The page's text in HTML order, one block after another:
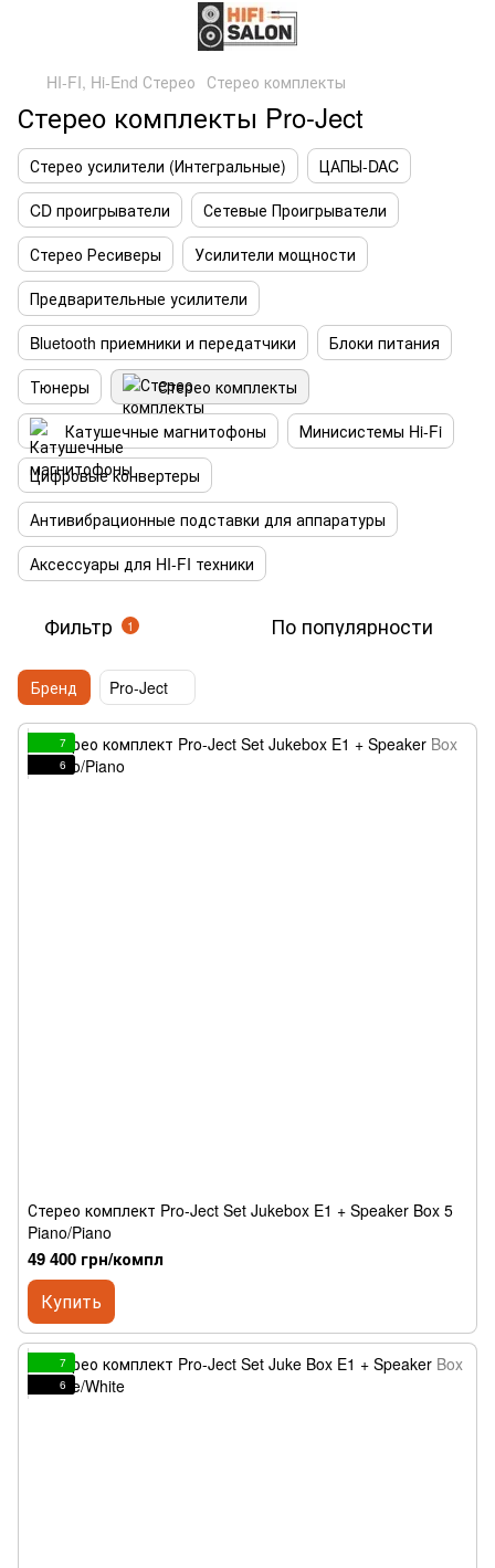
HI-FI, Hi-End Стерео Стерео комплекты
Стерео комплекты Pro-Ject
Стерео усилители (Интегральные)
ЦАПЫ-DAC
CD проигрыватели
Сетевые Проигрыватели
Стерео Ресиверы
Усилители мощности
Предварительные усилители
Bluetooth приемники и передатчики
Блоки питания
Тюнеры
Стерео комплекты
Катушечные магнитофоны
Минисистемы Hi-Fi
Цифровые конвертеры
Антивибрационные подставки для аппаратуры
Аксессуары для HI-FI техники
Фильтр 1 По популярности
Бренд Pro-Ject
7
6
Стерео комплект Pro-Ject Set Jukebox E1 + Speaker Box 5
Piano/Piano
49 400 грн/компл
Купить
7
6